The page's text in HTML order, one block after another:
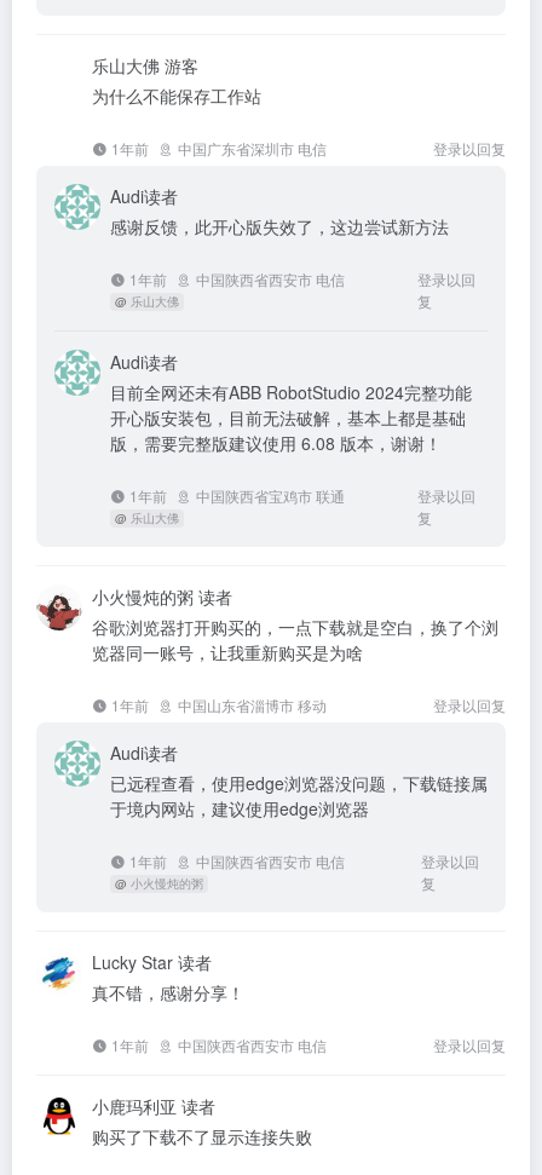
乐山大佛 游客
为什么不能保存工作站
1年前 中国广东省深圳市 电信 登录以回复
Audi读者
感谢反馈，此开心版失效了，这边尝试新方法
1年前 中国陕西省西安市 电信
@ 乐山大佛
登录以回
复
Audi读者
目前全网还未有ABB RobotStudio 2024完整功能
开心版安装包，目前无法破解，基本上都是基础
版，需要完整版建议使用 6.08 版本，谢谢！
1年前 中国陕西省宝鸡市 联通
@ 乐山大佛
登录以回
复
小火慢炖的粥 读者
谷歌浏览器打开购买的，一点下载就是空白，换了个浏
览器同一账号，让我重新购买是为啥
1年前 中国山东省淄博市 移动 登录以回复
Audi读者
已远程查看，使用edge浏览器没问题，下载链接属
于境内网站，建议使用edge浏览器
1年前 中国陕西省西安市 电信
@ 小火慢炖的粥
登录以回
复
Lucky Star 读者
真不错，感谢分享！
1年前 中国陕西省西安市 电信 登录以回复
小鹿玛利亚 读者
购买了下载不了显示连接失败